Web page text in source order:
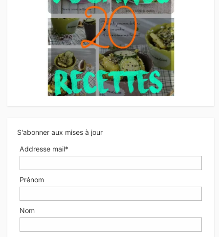
S'abonner aux mises à jour
Addresse mail*
Prénom
Nom